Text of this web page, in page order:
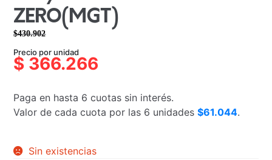
ZERO(MGT)
$430.902
precio
original
$430.902.
precio
actual
$366.266.
Precio por unidad
$ 366.266
Paga en hasta 6 cuotas sin interés.
Valor de cada cuota por las 6 unidades$61.044.
Sin existencias